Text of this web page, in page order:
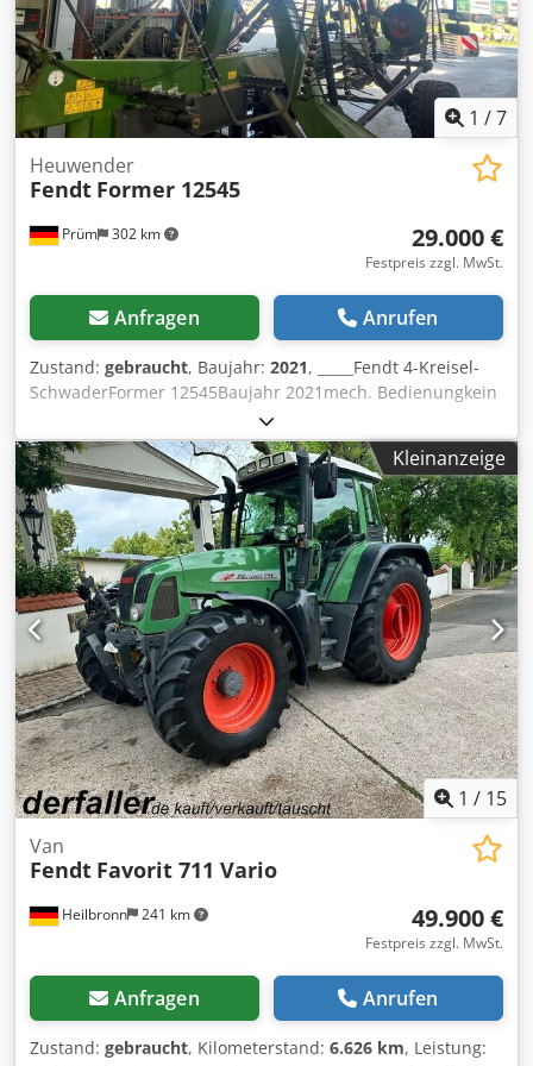
stellen keine Zusicherung dar und sind nicht verbindlich.
Verbindlich ist der Kaufvertrag der im Autohaus bei Kauf
des Fahrzeuges abgeschlossen wird. Irrtümer und
Zwischenverkauf vorbehalten! Dcsdpfszcvmdox Anwsk
1 /7
Prüm 302 km
Heuwender
Fendt Former 12545
29.000 €
Festpreis zzgl. MwSt.
Anfragen Anrufen
Zustand: gebraucht, Baujahr: 2021, _____Fendt 4-Kreisel-
SchwaderFormer 12545Baujahr 2021mech. Bedienungkein
Isobuswenig gelaufensofort einsatzbereitPreis: 29.000,00
Euro (netto)34.510,00 Euro (inkl. 19% MwSt.),Lagerort:null
Dcodpfozknxtsx Anwok
Kleinanzeige
1 / 15
Heilbronn 241 km
Van
Fendt Favorit 711 Vario
49.900 €
Festpreis zzgl. MwSt.
Anfragen Anrufen
Zustand: gebraucht, Kilometerstand: 6.626 km, Leistung: